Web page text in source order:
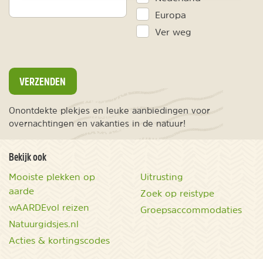
Europa
Ver weg
VERZENDEN
Onontdekte plekjes en leuke aanbiedingen voor
overnachtingen en vakanties in de natuur!
Bekijk ook
Mooiste plekken op
aarde
wAARDEvol reizen
Natuurgidsjes.nl
Acties & kortingscodes
Uitrusting
Zoek op reistype
Groepsaccommodaties